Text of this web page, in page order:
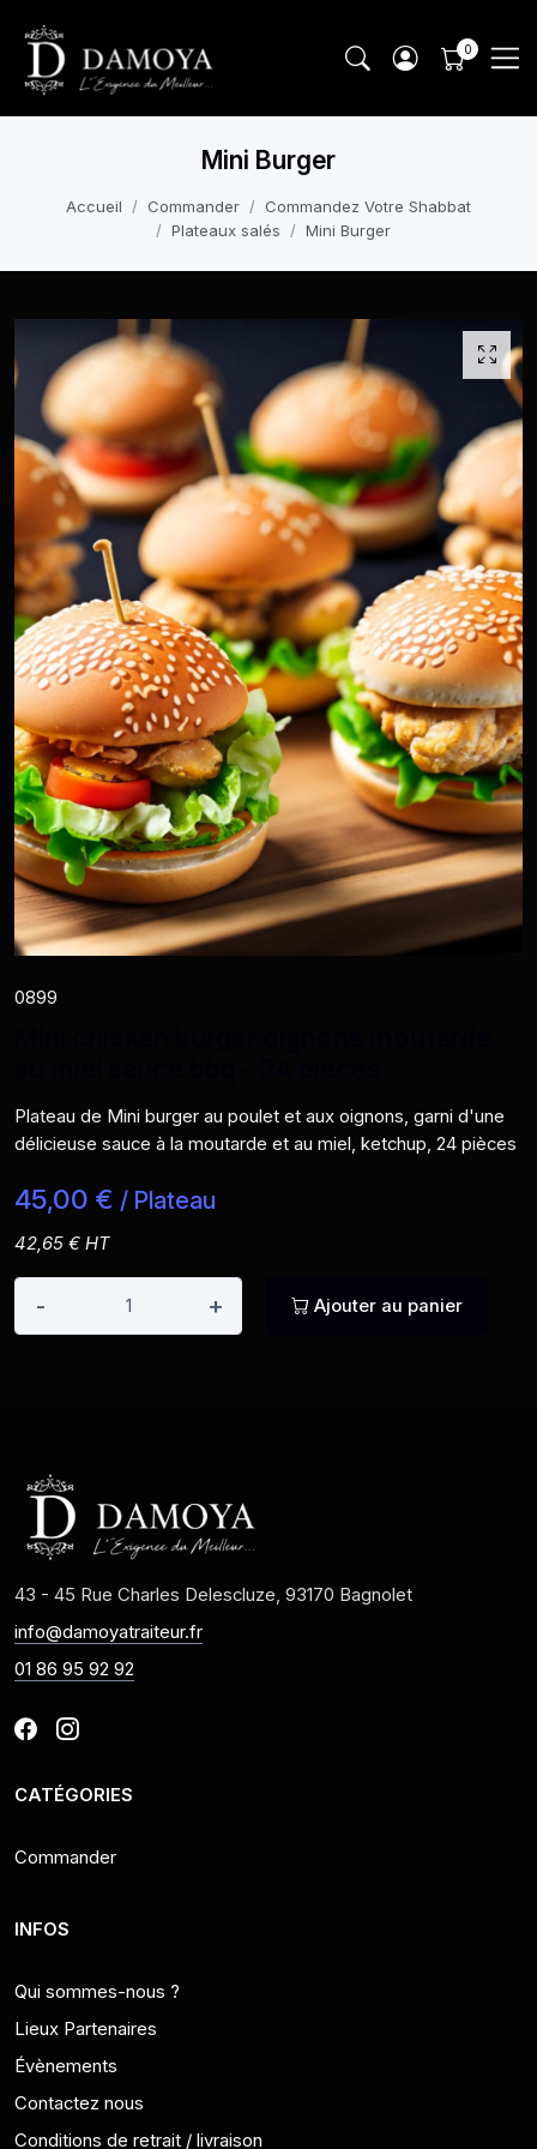
Mini Burger
Accueil Commander
Commandez Votre Shabbat
Plateaux salés
Mini Burger
0899
Plateau de Mini burger au poulet et aux oignons, garni d'une
délicieuse sauce à la moutarde et au miel, ketchup, 24 pièces
45,00 € / Plateau
42,65 € HT
- + Ajouter au panier
43 - 45 Rue Charles Delescluze, 93170 Bagnolet
info@damoyatraiteur.fr
01 86 95 92 92
CATÉGORIES
Commander
INFOS
Qui sommes-nous ?
Lieux Partenaires
Évènements
Contactez nous
Conditions de retrait / livraison